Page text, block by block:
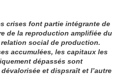
crises font partie intégrante de
de la reproduction amplifiée du
social de production.
accumulées, les capitaux les
dépassés sont
et dispsraît et l’autre